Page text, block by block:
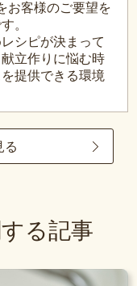
お客様のご要望を
。
シピが決まって
立作りに悩む時
提供できる環境
る
る記事